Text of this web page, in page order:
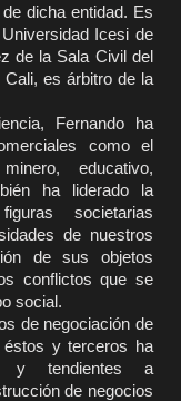
dicha entidad. Es
Icesi de
de la Sala Civil del
Cali, es árbitro de la
Fernando ha
como el
educativo,
ha liderado la
societarias
de nuestros
de sus objetos
conflictos que se
social.
de negociación de
y terceros ha
y tendientes a
de negocios